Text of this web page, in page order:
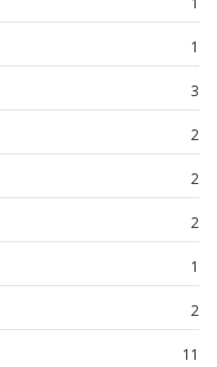
1
3
2
2
2
1
2
11